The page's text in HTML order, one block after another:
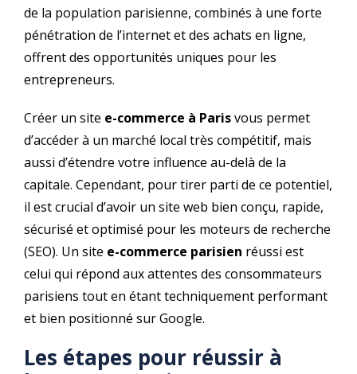
de la population parisienne, combinés à une forte
pénétration de l’internet et des achats en ligne,
offrent des opportunités uniques pour les
entrepreneurs.
Créer un site e-commerce à Parisvous permet
d’accéder à un marché local très compétitif, mais
aussi d’étendre votre influence au-delà de la
capitale. Cependant, pour tirer parti de ce potentiel,
il est crucial d’avoir un site web bien conçu, rapide,
sécurisé et optimisé pour les moteurs de recherche
(SEO). Un site e-commerce parisien réussi est
celui qui répond aux attentes des consommateurs
parisiens tout en étant techniquement performant
et bien positionné sur Google.
Les étapes pour réussir à